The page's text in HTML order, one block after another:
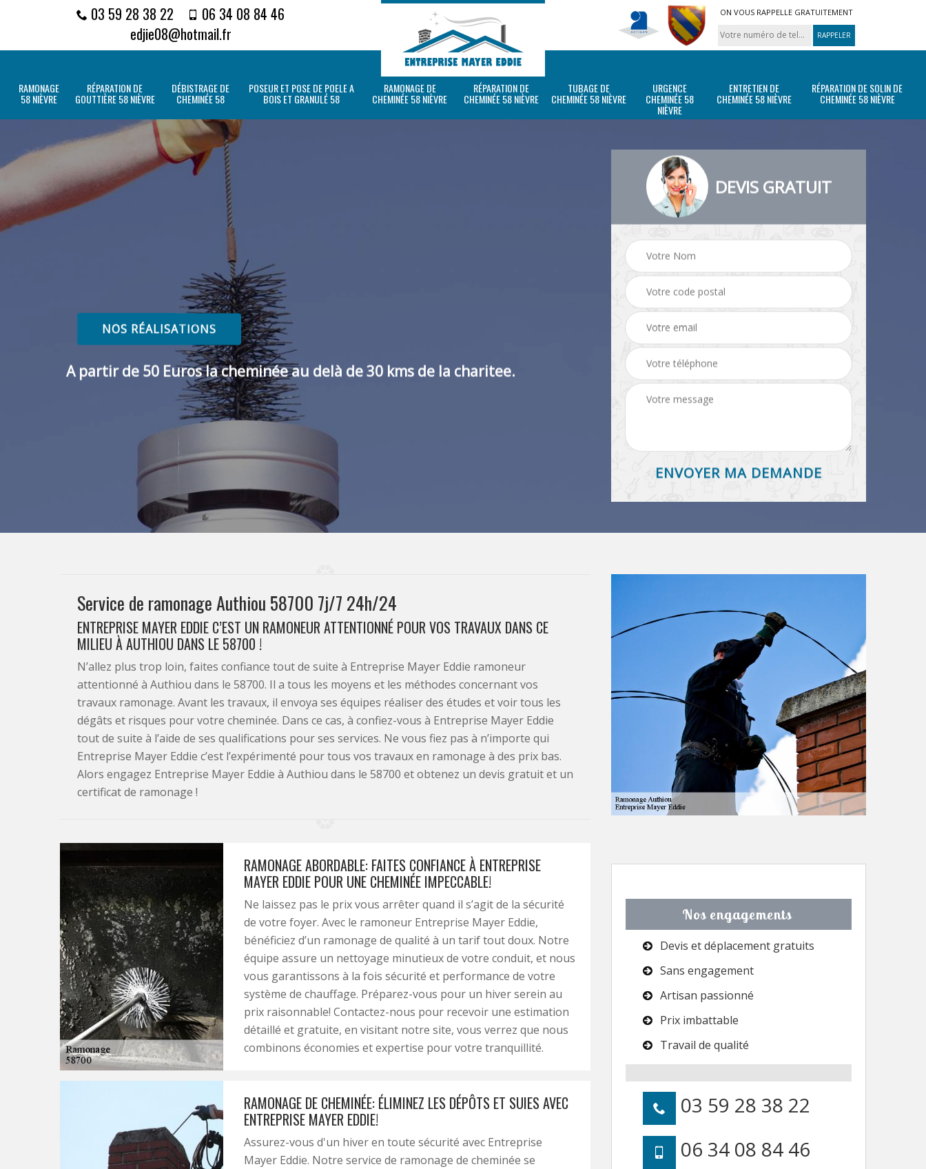
03 59 28 38 22
06 34 08 84 46
edjie08@hotmail.fr
ON VOUS RAPPELLE GRATUITEMENT
RAMONAGE
58 NIÈVRE
RÉPARATION DE
GOUTTIÈRE 58 NIÈVRE
DÉBISTRAGE DE
CHEMINÉE 58
POSEUR ET POSE DE POELE A
BOIS ET GRANULÉ 58
RAMONAGE DE
CHEMINÉE 58 NIÈVRE
RÉPARATION DE
CHEMINÉE 58 NIÈVRE
TUBAGE DE
CHEMINÉE 58 NIÈVRE
URGENCE
CHEMINÉE 58
NIÈVRE
ENTRETIEN DE
CHEMINÉE 58 NIÈVRE
RÉPARATION DE SOLIN DE
CHEMINÉE 58 NIÈVRE
NOS RÉALISATIONS
A partir de 50 Euros la cheminée au delà de 30 kms de la charitee.
DEVIS GRATUIT
Service de ramonage Authiou 58700 7j/7 24h/24
ENTREPRISE MAYER EDDIE C’EST UN RAMONEUR ATTENTIONNÉ POUR VOS TRAVAUX DANS CE
MILIEU À AUTHIOU DANS LE 58700 !
N’allez plus trop loin, faites confiance tout de suite à Entreprise Mayer Eddie ramoneur
attentionné à Authiou dans le 58700. Il a tous les moyens et les méthodes concernant vos
travaux ramonage. Avant les travaux, il envoya ses équipes réaliser des études et voir tous les
dégâts et risques pour votre cheminée. Dans ce cas, à confiez-vous à Entreprise Mayer Eddie
tout de suite à l’aide de ses qualifications pour ses services. Ne vous fiez pas à n’importe qui
Entreprise Mayer Eddie c’est l’expérimenté pour tous vos travaux en ramonage à des prix bas.
Alors engagez Entreprise Mayer Eddie à Authiou dans le 58700 et obtenez un devis gratuit et un
certificat de ramonage !
RAMONAGE ABORDABLE: FAITES CONFIANCE À ENTREPRISE
MAYER EDDIE POUR UNE CHEMINÉE IMPECCABLE!
Ne laissez pas le prix vous arrêter quand il s’agit de la sécurité
de votre foyer. Avec le ramoneur Entreprise Mayer Eddie,
bénéficiez d’un ramonage de qualité à un tarif tout doux. Notre
équipe assure un nettoyage minutieux de votre conduit, et nous
vous garantissons à la fois sécurité et performance de votre
système de chauffage. Préparez-vous pour un hiver serein au
prix raisonnable! Contactez-nous pour recevoir une estimation
détaillé et gratuite, en visitant notre site, vous verrez que nous
combinons économies et expertise pour votre tranquillité.
RAMONAGE DE CHEMINÉE: ÉLIMINEZ LES DÉPÔTS ET SUIES AVEC
ENTREPRISE MAYER EDDIE!
Assurez-vous d'un hiver en toute sécurité avec Entreprise
Mayer Eddie. Notre service de ramonage de cheminée se
Nos engagements
Devis et déplacement gratuits
Sans engagement
Artisan passionné
Prix imbattable
Travail de qualité
03 59 28 38 22
06 34 08 84 46